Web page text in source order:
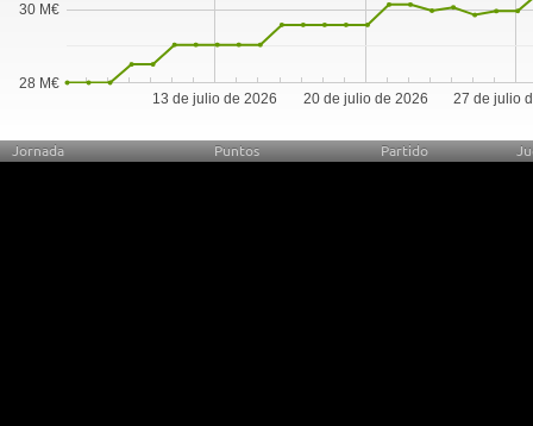
13 de julio de 2026 20 de julio de 2026 27 de julio
28 M€
30 M€
Jornada Puntos Partido